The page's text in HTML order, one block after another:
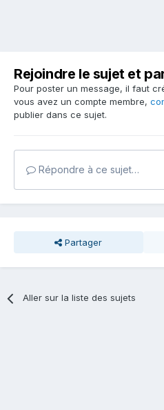
Rejoindre le sujet et
Pour poster un message, il faut
vous avez un compte membre,
publier dans ce sujet.
Répondre à ce sujet…
Partager
Aller sur la liste des sujets